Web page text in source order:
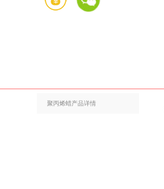
聚丙烯蜡产品详情